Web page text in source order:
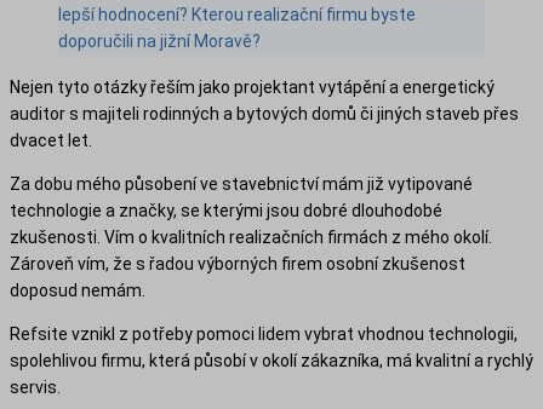
lepší hodnocení? Kterou realizační firmu byste
doporučili na jižní Moravě?
Nejen tyto otázky řeším jako projektant vytápění a energetický
auditor s majiteli rodinných a bytových domů či jiných staveb přes
dvacet let.
Za dobu mého působení ve stavebnictví mám již vytipované
technologie a značky, se kterými jsou dobré dlouhodobé
zkušenosti. Vím o kvalitních realizačních firmách z mého okolí.
Zároveň vím, že s řadou výborných firem osobní zkušenost
doposud nemám.
Refsite vznikl z potřeby pomoci lidem vybrat vhodnou technologii,
spolehlivou firmu, která působí v okolí zákazníka, má kvalitní a rychlý
servis.